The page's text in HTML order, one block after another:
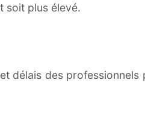
soit plus élevé.
délais des professionnels